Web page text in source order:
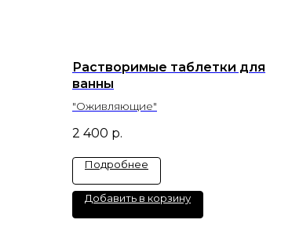
Растворимые таблетки для
ванны
"Оживляющие"
2 400 р.
Подробнее
Добавить в корзину